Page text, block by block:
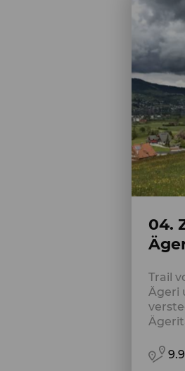
04.
Trail
Ägeri